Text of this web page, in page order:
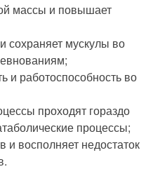
массы и повышает
сохраняет мускулы во
и работоспособность во
проходят гораздо
процессы;
и восполняет недостаток